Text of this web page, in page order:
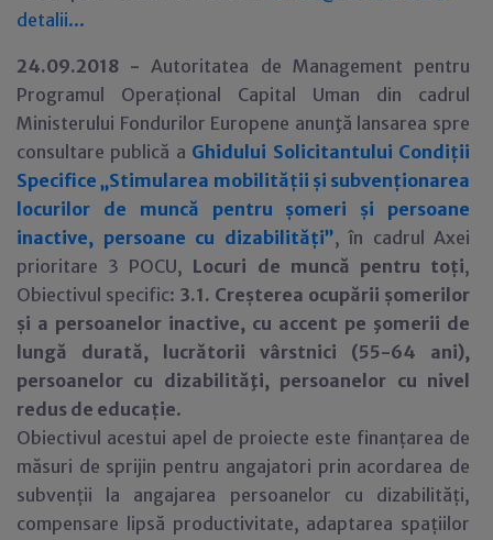
detalii...
24.09.2018 -Autoritatea de Management pentru
Programul Operațional Capital Uman din cadrul
Ministerului Fondurilor Europene anunţă lansarea spre
consultare publică a Ghidului Solicitantului Condiții
Specifice „Stimularea mobilității și subvenționarea
locurilor de muncă pentru șomeri și persoane
inactive, persoane cu dizabilități”, în cadrul Axei
prioritare 3 POCU, Locuri de muncă pentru toți,
Obiectivul specific: 3.1. Creșterea ocupării șomerilor
și a persoanelor inactive, cu accent pe şomerii de
lungă durată, lucrătorii vârstnici (55-64 ani),
persoanelor cu dizabilităţi, persoanelor cu nivel
redus de educație.
Obiectivul acestui apel de proiecte este finanțarea de
măsuri de sprijin pentru angajatori prin acordarea de
subvenții la angajarea persoanelor cu dizabilități,
compensare lipsă productivitate, adaptarea spațiilor